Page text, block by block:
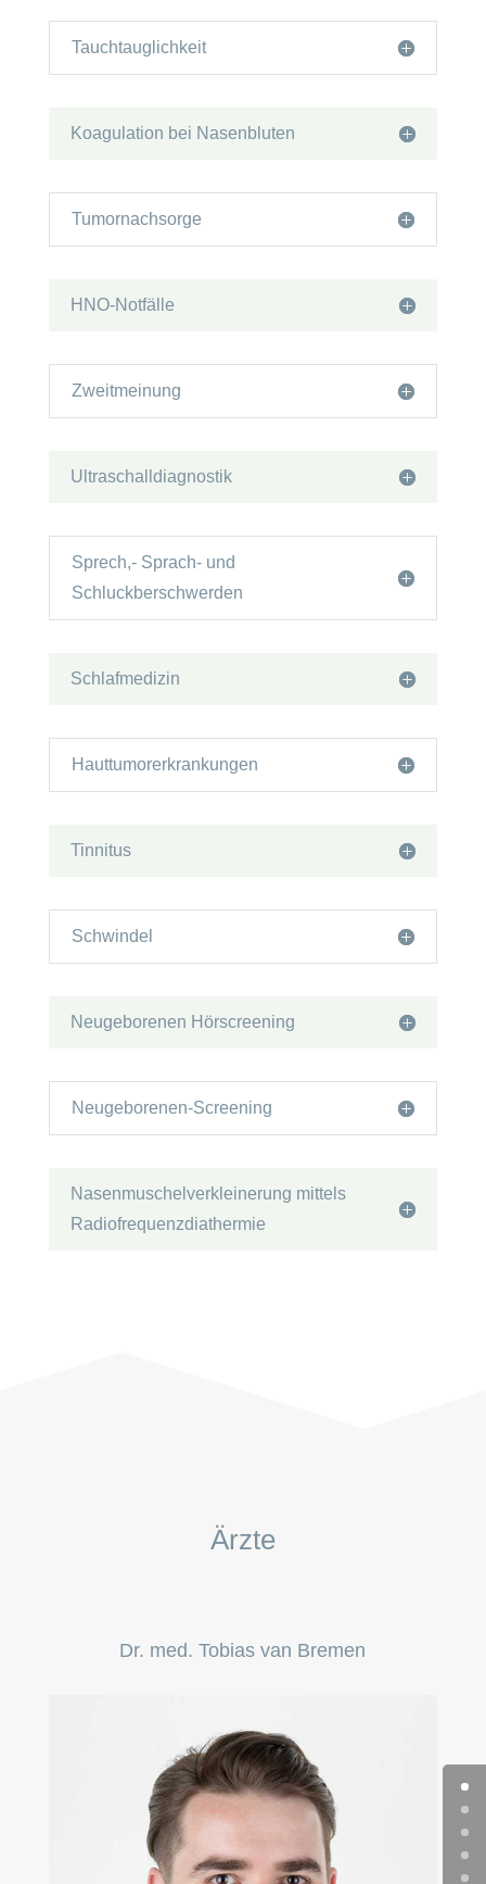
Tauchtauglichkeit
Koagulation bei Nasenbluten
Tumornachsorge
HNO-Notfälle
Zweitmeinung
Ultraschalldiagnostik
Sprech,- Sprach- und
Schluckberschwerden
Schlafmedizin
Hauttumorerkrankungen
Tinnitus
Schwindel
Neugeborenen Hörscreening
Neugeborenen-Screening
Nasenmuschelverkleinerung mittels
Radiofrequenzdiathermie
Ärzte
Dr. med. Tobias van Bremen